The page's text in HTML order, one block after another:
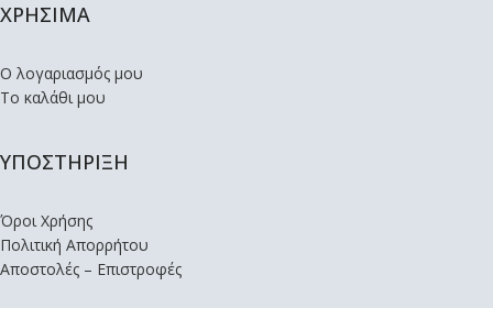
ΧΡΗΣΙΜΑ
Ο λογαριασμός μου
Το καλάθι μου
ΥΠΟΣΤΗΡΙΞΗ
Όροι Χρήσης
Πολιτική Απορρήτου
Αποστολές – Επιστροφές